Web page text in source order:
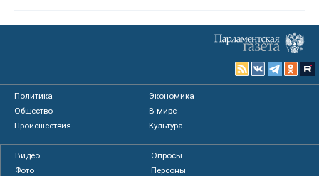
Политика
Экономика
Общество
В мире
Происшествия
Культура
Видео
Опросы
Фото
Персоны